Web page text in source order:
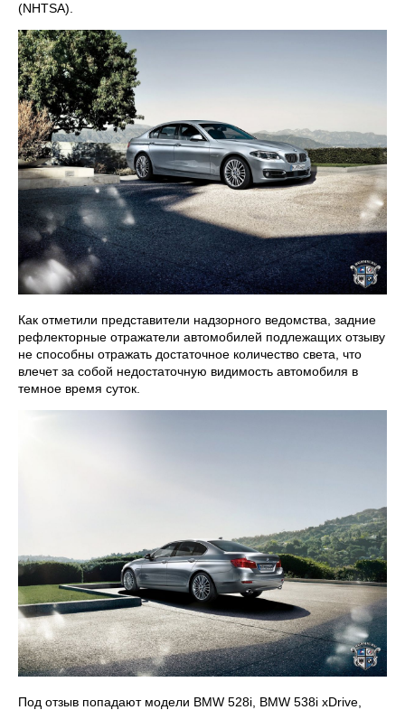
(NHTSA).
Как отметили представители надзорного ведомства, задние
рефлекторные отражатели автомобилей подлежащих отзыву
не способны отражать достаточное количество света, что
влечет за собой недостаточную видимость автомобиля в
темное время суток.
Под отзыв попадают модели BMW 528i, BMW 538i xDrive,